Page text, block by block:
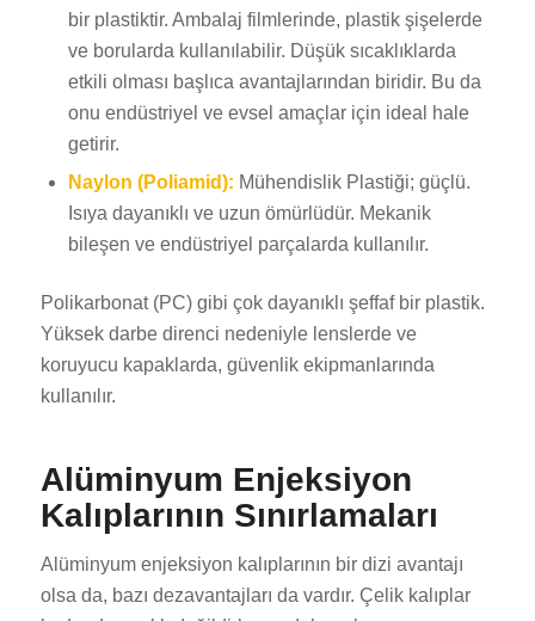
bir plastiktir. Ambalaj filmlerinde, plastik şişelerde
ve borularda kullanılabilir. Düşük sıcaklıklarda
etkili olması başlıca avantajlarından biridir. Bu da
onu endüstriyel ve evsel amaçlar için ideal hale
getirir.
Naylon (Poliamid): Mühendislik Plastiği; güçlü.
Isıya dayanıklı ve uzun ömürlüdür. Mekanik
bileşen ve endüstriyel parçalarda kullanılır.
Polikarbonat (PC) gibi çok dayanıklı şeffaf bir plastik.
Yüksek darbe direnci nedeniyle lenslerde ve
koruyucu kapaklarda, güvenlik ekipmanlarında
kullanılır.
Alüminyum Enjeksiyon
Kalıplarının Sınırlamaları
Alüminyum enjeksiyon kalıplarının bir dizi avantajı
olsa da, bazı dezavantajları da vardır. Çelik kalıplar